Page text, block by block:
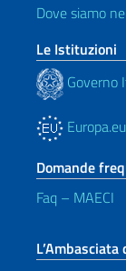
Dove siamo
Le Istituzioni
Governo
Europa.eu
Domande
Faq – MAECI
L’Ambasciata